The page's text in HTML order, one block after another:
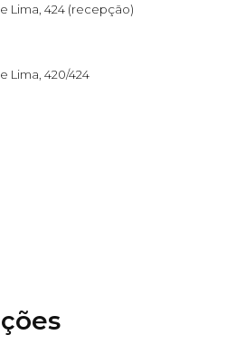
Lima, 424 (recepção)
Lima, 420/424